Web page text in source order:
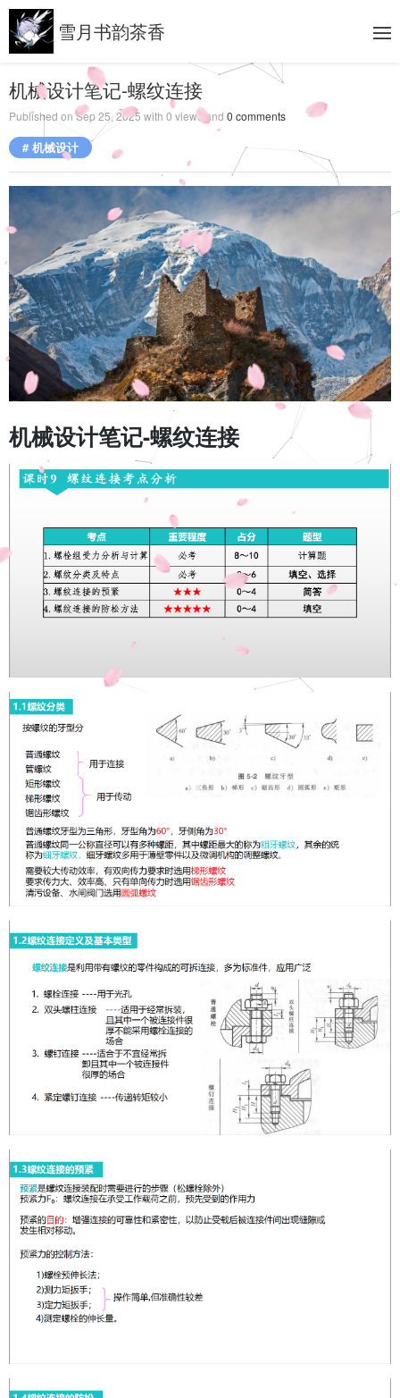
雪月书韵茶香
机械设计笔记-螺纹连接
Published onSep 25, 2025 with 0 views and 0 comments
# 机械设计
机械设计笔记-螺纹连接